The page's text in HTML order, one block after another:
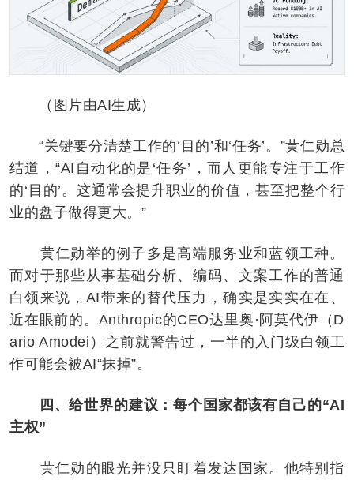
（图片由AI生成）
“关键要分清楚工作的‘目的’和‘任务’。”黄仁勋总
结道，“AI自动化的是‘任务’，而人更能专注于工作
的‘目的’。这通常会提升职业的价值，甚至把整个行
业的盘子做得更大。”
黄仁勋举的例子多是高端服务业和蓝领工种。
而对于那些从事基础分析、编码、文案工作的普通
白领来说，AI带来的替代压力，确实是实实在在、
近在眼前的。Anthropic的CEO达里奥·阿莫代伊（D
ario Amodei）之前就警告过，一半的入门级白领工
作可能会被AI“抹掉”。
四、给世界的建议：每个国家都该有自己的“AI
主权”
黄仁勋的眼光并没只盯着发达国家。他特别指